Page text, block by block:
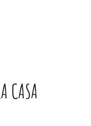
CASA